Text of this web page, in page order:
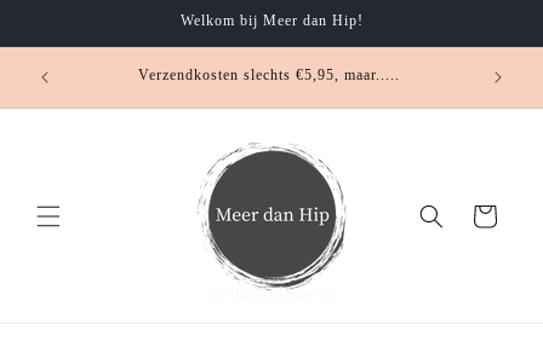
content
Welkom bij Meer dan Hip!
Verzendkosten slechts €5,95, maar.....
Winkelwagen